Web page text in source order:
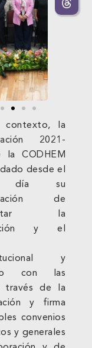
contexto, la
2021-
la CODHEM
desde el
día su
de
la
y el
y
con las
través de la
y firma
convenios
y generales